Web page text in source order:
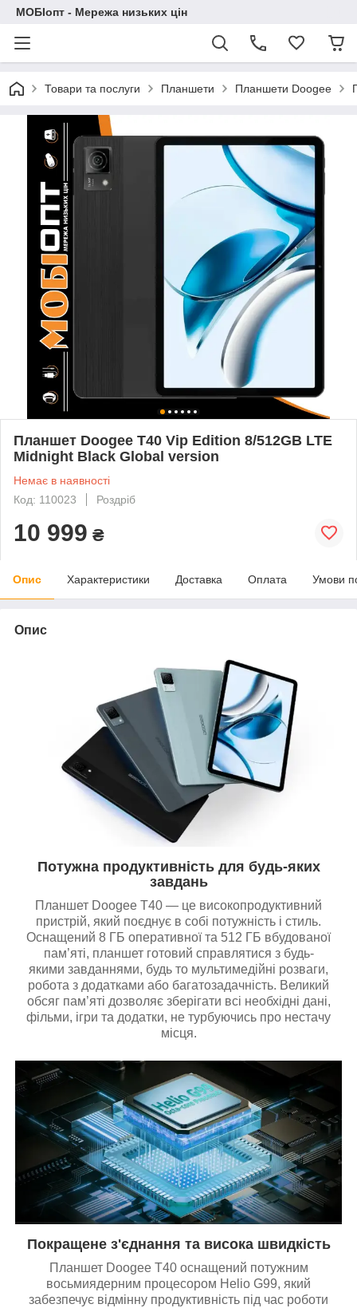
МОБІопт - Мережа низьких цін
Товари та послуги Планшети Планшети Doogee
Планшет Doogee T40 Vip Edition 8/512GB LTE
Midnight Black Global version
Немає в наявності
Код: 110023
Роздріб
10 999 ₴
Опис Характеристики Доставка Оплата Умови
Опис
Потужна продуктивність для будь-яких
завдань
Планшет Doogee T40 — це високопродуктивний
пристрій, який поєднує в собі потужність і стиль.
Оснащений 8 ГБ оперативної та 512 ГБ вбудованої
пам’яті, планшет готовий справлятися з будь-
якими завданнями, будь то мультимедійні розваги,
робота з додатками або багатозадачність. Великий
обсяг пам’яті дозволяє зберігати всі необхідні дані,
фільми, ігри та додатки, не турбуючись про нестачу
місця.
Покращене з'єднання та висока швидкість
Планшет Doogee T40 оснащений потужним
восьмиядерним процесором Helio G99, який
забезпечує відмінну продуктивність під час роботи